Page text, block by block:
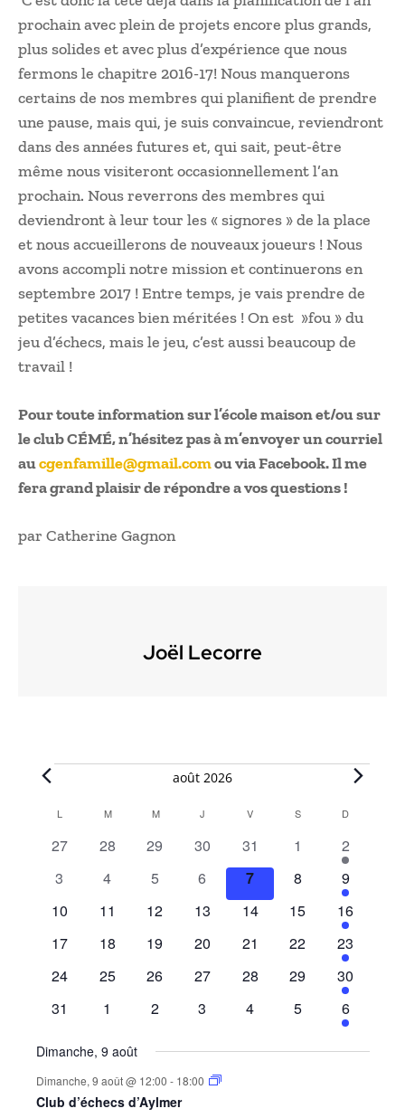
prochain avec plein de projets encore plus grands,
plus solides et avec plus d’expérience que nous
fermons le chapitre 2016-17! Nous manquerons
certains de nos membres qui planifient de prendre
une pause, mais qui, je suis convaincue, reviendront
dans des années futures et, qui sait, peut-être
même nous visiteront occasionnellement l’an
prochain. Nous reverrons des membres qui
deviendront à leur tour les « signores » de la place
et nous accueillerons de nouveaux joueurs ! Nous
avons accompli notre mission et continuerons en
septembre 2017 ! Entre temps, je vais prendre de
petites vacances bien méritées ! On est »fou » du
jeu d’échecs, mais le jeu, c’est aussi beaucoup de
travail !
Pour toute information sur l’école maison et/ou sur
le club CÉMÉ, n’hésitez pas à m’envoyer un courriel
aucgenfamille@gmail.comou via Facebook. Il me
fera grand plaisir de répondre a vos questions !
par Catherine Gagnon
Joël Lecorre
Évènementsaoût 2026
Calendar
of
Évènements
LLUNDI MMARDI MMERCREDI
J V VENDREDI
SSAMEDI D
0
27
0
28
0
29
0
évènements
30
0
évènements
31
0
évènements
1
1
2
0
3
0
4
0
évènements
5
0
évènements
6
0
évènements
7
0
évènements
8
1
9
0
10
0
11
0
12
0
13
0
14
0
évènements
15
1
16
0
17
0
18
0
19
0
20
0
21
0
évènements
22
1
23
0
24
0
25
0
26
0
27
0
28
0
évènements
29
1
30
0
31
0
1
0
2
0
3
0
4
0
évènements
5
1
6
Dimanche, 9 août
Dimanche, 9 août @ 12:00 - 18:00
Club d’échecs d’Aylmer